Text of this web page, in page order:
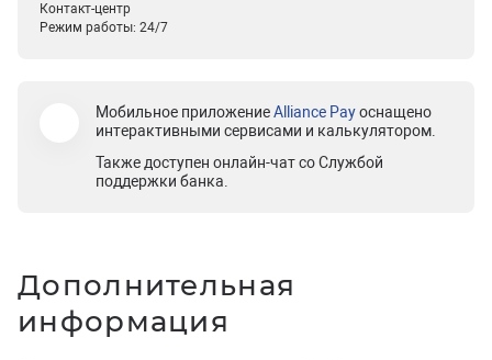
Контакт-центр
Режим работы: 24/7
Мобильное приложениеAlliance Payоснащено
интерактивными сервисами и калькулятором.
Также доступен онлайн-чат со Службой
поддержки банка.
Дополнительная
информация